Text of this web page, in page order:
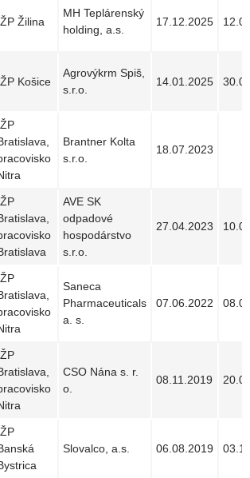
Žilina
MH Teplárenský
holding, a.s.
17.12.2025
Košice
Agrovýkrm Spiš,
s.r.o.
14.01.2025
Brantner Kolta
s.r.o.
18.07.2023
AVE SK
odpadové
hospodárstvo
s.r.o.
27.04.2023
Saneca
Pharmaceuticals
a. s.
07.06.2022
CSO Nána s. r.
o.
08.11.2019
Slovalco, a.s. 06.08.2019